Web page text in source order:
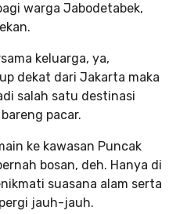
warga Jabodetabek,
keluarga, ya,
dekat dari Jakarta maka
salah satu destinasi
pacar.
ke kawasan Puncak
bosan, deh. Hanya di
suasana alam serta
jauh-jauh.